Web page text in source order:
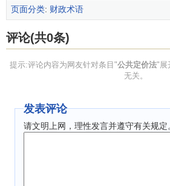
页面分类: 财政术语
评论(共0条)
提示:评论内容为网友针对条目"公共定价法"展
无关。
发表评论
请文明上网，理性发言并遵守有关规定